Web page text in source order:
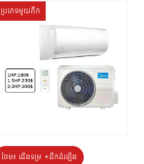
ប្រភេទមួយតឹក
ថែម៖ ជើងទម្រ +ដឹកដំឡើង